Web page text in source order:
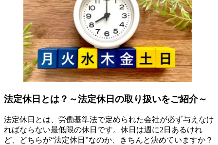
法定休日とは？～法定休日の取り扱いをご紹介～
法定休日とは、労働基準法で定められた会社が必ず与えなけ
ればならない最低限の休日です。休日は週に2日あるけれ
ど、どちらが“法定休日”なのか、きちんと決めていますか？